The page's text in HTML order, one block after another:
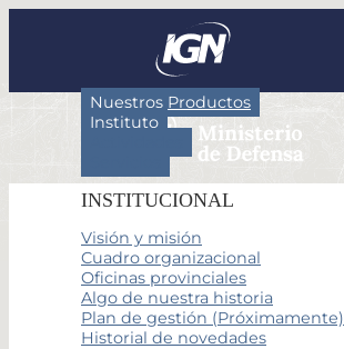
Nuestros Productos
Instituto
INSTITUCIONAL
Visión y misión
Cuadro organizacional
Oficinas provinciales
Algo de nuestra historia
Plan de gestión (Próximamente)
Historial de novedades